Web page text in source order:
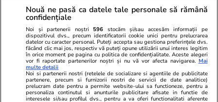
Politică
Mutarea prin care AUR, S.O.S. și
POT au făcut front comun în
opoziție împotriva legii care
permite Armatei să doboare
dronele neautorizate. CCR a
tranșat definitiv disputa
Nouă ne pasă ca datele tale personale să rămână
confidențiale
Noi și partenerii noștri 596 stocăm și/sau accesăm informații pe
dispozitivul dvs., precum identificatorii cookie unici pentru prelucrarea
datelor cu caracter personal. Puteți accepta sau gestiona preferințele dvs.
făcând clic mai jos, respectiv vă puteți opune utilizării unui interes legitim
în orice moment pe pagina cu politica de confidențialitate. Aceste alegeri
vor fi raportate partenerilor noștri și nu vă vor afecta navigarea. Mai
multe detalii
Noi si partenerii nostri (retelele de socializare si agentiile de publicitate
partenere, precum si furnizorii nostri de servicii de date analitice)
prelucram date pentru a permite website-ului sa functioneze, pentru a
personaliza continutul si anunturile publicitare afisate in functie de
interesele si/sau profilul dvs., pentru a va oferi functionalitati aferente